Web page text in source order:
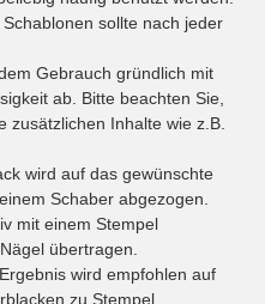
sollte nach jeder
Gebrauch gründlich mit
ab. Bitte beachten Sie,
zusätzlichen Inhalte wie z.B.
wird auf das gewünschte
Schaber abgezogen.
mit einem Stempel
übertragen.
wird empfohlen auf
zu Stempel.